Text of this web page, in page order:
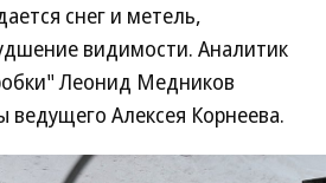
снег и метель,
видимости. Аналитик
Леонид Медников
ведущего Алексея Корнеева.